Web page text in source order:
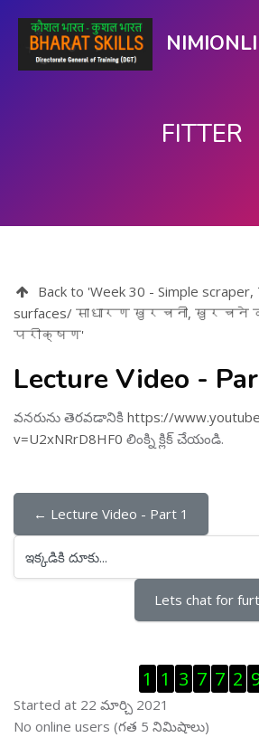
FITTER
Back to 'Week 30 - Simple
surfaces/ साधारण खुरचनी, खुरचने
परीक्षण'
Lecture Video -
వనరును తెరవడానికి https://
v=U2xNRrD8HF0 లింక్ని క్లిక్ చేయండి.
← Lecture Video - Part 1
ఇక్కడికి దూకు...
Lets chat for
Visitor Counter ను తప్పించు
1 1 3 7 7 2
Started at 22 మార్చి 2021
ఆన్ లైను వాడుకరులు ను తప్పించు
No online users (గత 5 నిమిషాలు)